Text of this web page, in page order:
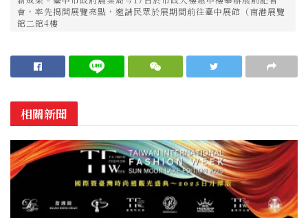
會，率先揭開展覽亮點，邀請民眾於展期間前往臺中展館（南港展覽
館二館4樓
相關新聞